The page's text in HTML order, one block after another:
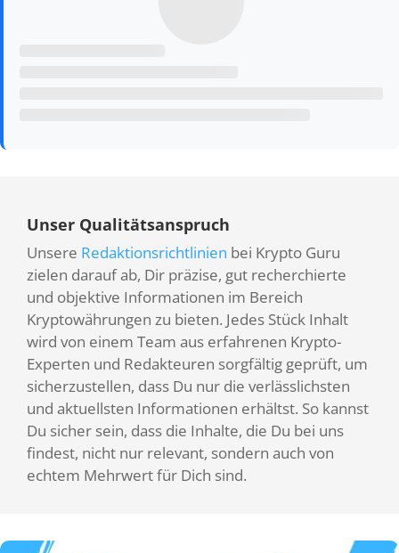
Unser Qualitätsanspruch
Unsere Redaktionsrichtlinien bei Krypto Guru
zielen darauf ab, Dir präzise, gut recherchierte
und objektive Informationen im Bereich
Kryptowährungen zu bieten. Jedes Stück Inhalt
wird von einem Team aus erfahrenen Krypto-
Experten und Redakteuren sorgfältig geprüft, um
sicherzustellen, dass Du nur die verlässlichsten
und aktuellsten Informationen erhältst. So kannst
Du sicher sein, dass die Inhalte, die Du bei uns
findest, nicht nur relevant, sondern auch von
echtem Mehrwert für Dich sind.